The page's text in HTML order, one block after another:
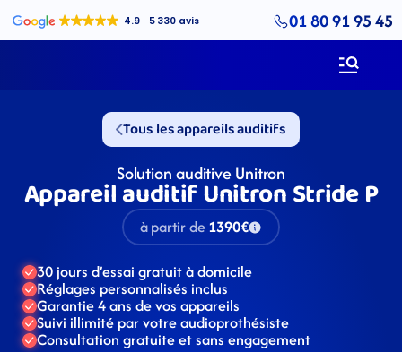
01 80 91 95 45
Tous les appareils auditifs
Solution auditive Unitron
Appareil auditif Unitron Stride P
à partir de1390€
30 jours d’essai gratuit à domicile
Réglages personnalisés inclus
Garantie 4 ans de vos appareils
Suivi illimité par votre audioprothésiste
Consultation gratuite et sans engagement